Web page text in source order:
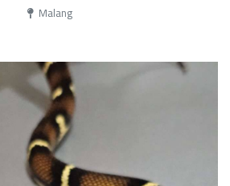
Malang